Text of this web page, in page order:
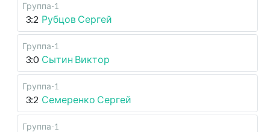
Группа-1
3:2 Рубцов Сергей
Группа-1
3:0 Сытин Виктор
Группа-1
3:2 Семеренко Сергей
Группа-1